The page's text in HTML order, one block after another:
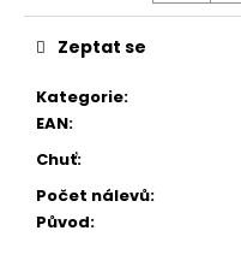
Kategorie:
EAN:
Chuť:
Počet nálevů:
Původ:
Zeptat se
CM
KS
79